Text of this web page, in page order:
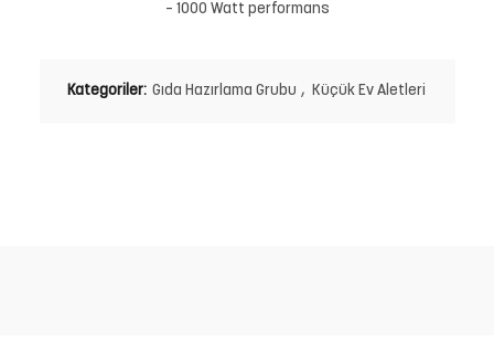
– 1000 Watt performans
Kategoriler: Gıda Hazırlama Grubu , Küçük Ev Aletleri